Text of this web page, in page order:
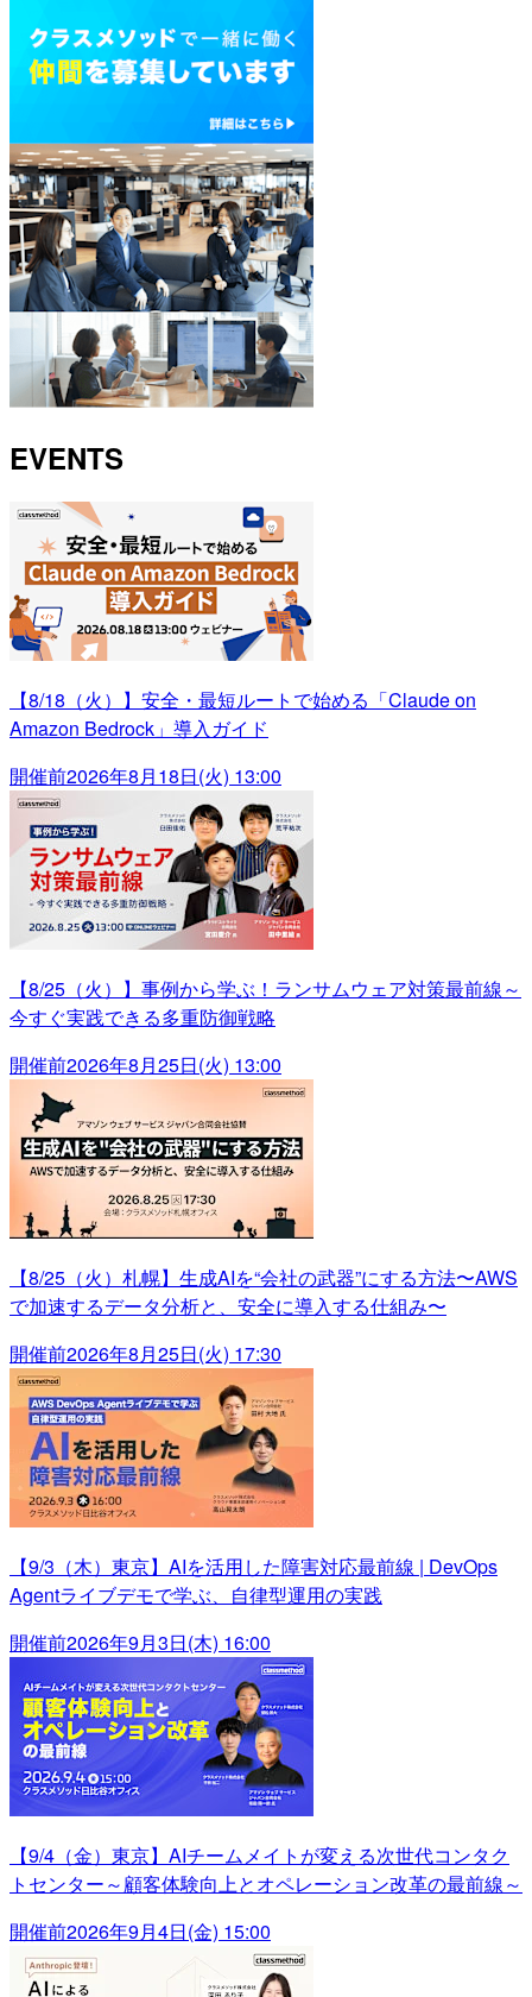
EVENTS
【8/18（火）】安全・最短ルートで始める「Claude on
Amazon Bedrock」導入ガイド
開催前2026年8月18日(火) 13:00
【8/25（火）】事例から学ぶ！ランサムウェア対策最前線～
今すぐ実践できる多重防御戦略
開催前2026年8月25日(火) 13:00
【8/25（火）札幌】生成AIを“会社の武器”にする方法〜AWS
で加速するデータ分析と、安全に導入する仕組み〜
開催前2026年8月25日(火) 17:30
【9/3（木）東京】AIを活用した障害対応最前線 | DevOps
Agentライブデモで学ぶ、自律型運用の実践
開催前2026年9月3日(木) 16:00
【9/4（金）東京】AIチームメイトが変える次世代コンタク
トセンター～顧客体験向上とオペレーション改革の最前線～
開催前2026年9月4日(金) 15:00